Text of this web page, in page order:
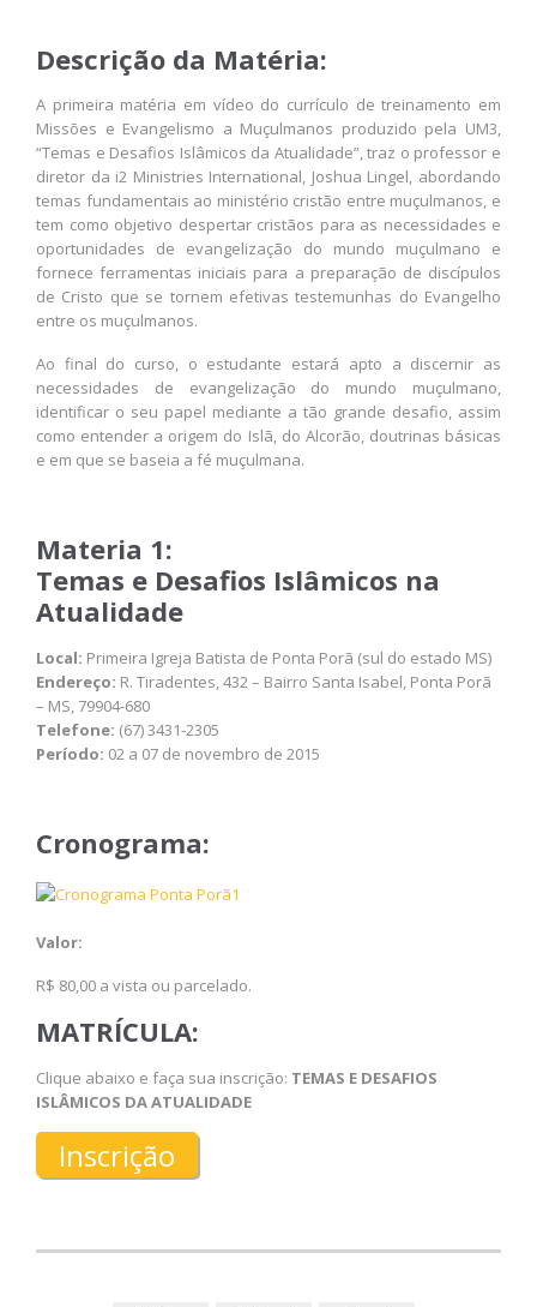
Descrição da Matéria:
A primeira matéria em vídeo do currículo de treinamento em
Missões e Evangelismo a Muçulmanos produzido pela UM3,
“Temas e Desafios Islâmicos da Atualidade”, traz o professor e
diretor da i2 Ministries International, Joshua Lingel, abordando
temas fundamentais ao ministério cristão entre muçulmanos, e
tem como objetivo despertar cristãos para as necessidades e
oportunidades de evangelização do mundo muçulmano e
fornece ferramentas iniciais para a preparação de discípulos
de Cristo que se tornem efetivas testemunhas do Evangelho
entre os muçulmanos.
Ao final do curso, o estudante estará apto a discernir as
necessidades de evangelização do mundo muçulmano,
identificar o seu papel mediante a tão grande desafio, assim
como entender a origem do Islã, do Alcorão, doutrinas básicas
e em que se baseia a fé muçulmana.
Materia 1:
Temas e Desafios Islâmicos na
Atualidade
Local: Primeira Igreja Batista de Ponta Porã (sul do estado MS)
Endereço: R. Tiradentes, 432 – Bairro Santa Isabel, Ponta Porã
– MS, 79904-680
Telefone: (67) 3431-2305
Período: 02 a 07 de novembro de 2015
Cronograma:
Valor:
R$ 80,00 a vista ou parcelado.
MATRÍCULA:
Clique abaixo e faça sua inscrição: TEMAS E DESAFIOS
ISLÂMICOS DA ATUALIDADE
Inscrição